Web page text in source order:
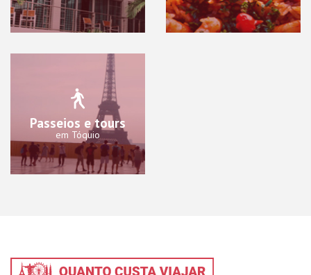
Passeios e tours
em Tóquio